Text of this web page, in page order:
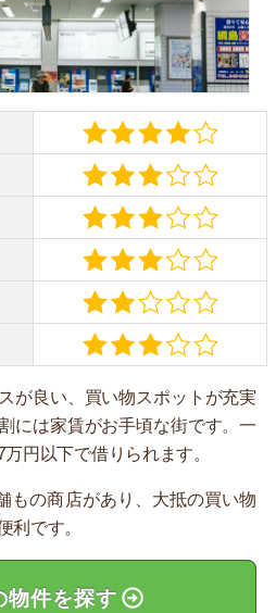
が良い、買い物スポットが充実
には家賃がお手頃な街です。一
円以下で借りられます。
もの商店があり、大抵の買い物
利です。
物件を探す